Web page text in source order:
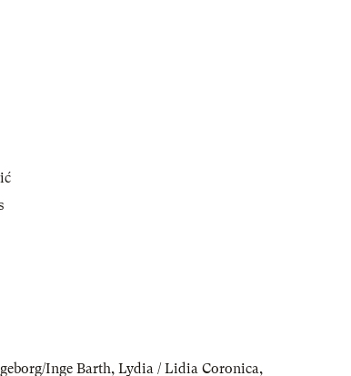
Inge Barth, Lydia / Lidia Coronica,